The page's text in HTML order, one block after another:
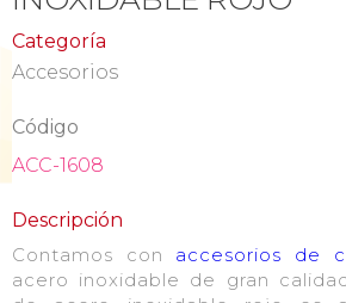
Categoría
Accesorios
Código
ACC-1608
Descripción
Contamos con accesorios de
acero inoxidable de gran